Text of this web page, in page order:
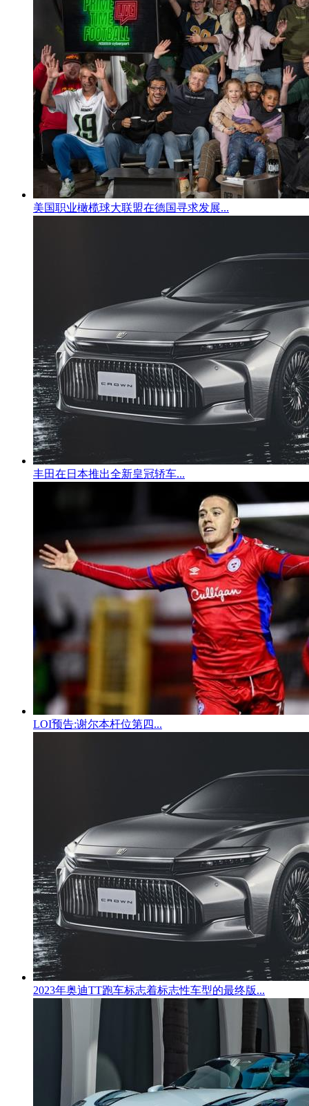
美国职业橄榄球大联盟在德国寻求发展...
丰田在日本推出全新皇冠轿车...
LOI预告:谢尔本杆位第四...
2023年奥迪TT跑车标志着标志性车型的最终版...